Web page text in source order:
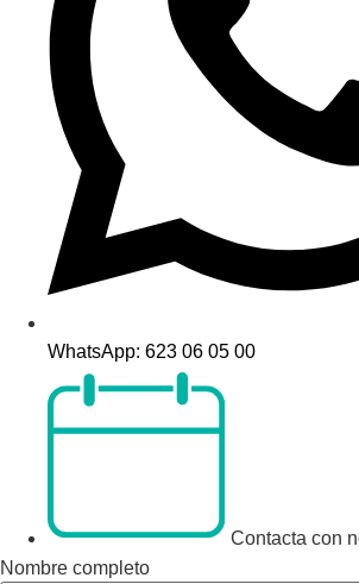
WhatsApp: 623 06 05 00
Contacta con
Nombre completo